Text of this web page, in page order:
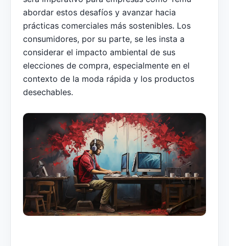
abordar estos desafíos y avanzar hacia
prácticas comerciales más sostenibles. Los
consumidores, por su parte, se les insta a
considerar el impacto ambiental de sus
elecciones de compra, especialmente en el
contexto de la moda rápida y los productos
desechables.